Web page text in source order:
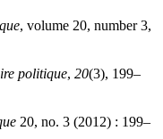
, volume 20, number 3,
politique, 20(3), 199–
20, no. 3 (2012) : 199–